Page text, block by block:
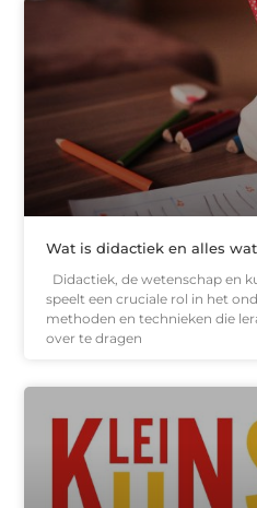
Wat is didactiek en alles
Didactiek, de wetenschap en
speelt een cruciale rol in het
methoden en technieken die
over te dragen